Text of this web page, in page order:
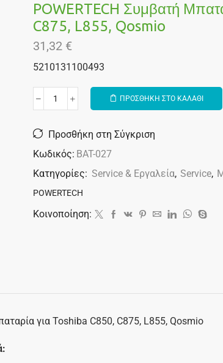
POWERTECH Συμβατή
C875, L855, Qosmio
31,32 €
5210131100493
ΠΡΟΣΘΗΚΗ ΣΤΟ ΚΑΛΑΘΙ
Alternative:
Προσθήκη στη Σύγκριση
Κωδικός: BAT-027
Κατηγορίες: Service & Εργαλεία, Service,
POWERTECH
Κοινοποίηση:
για Toshiba C850, C875, L855, Qosmio